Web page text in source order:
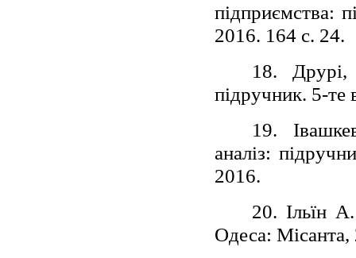
підприємства:
2016. 164 с. 24.
18. Друрі,
підручник. 5-
19.
аналіз:
2016.
20. Ільїн
Одеса: Місанта,